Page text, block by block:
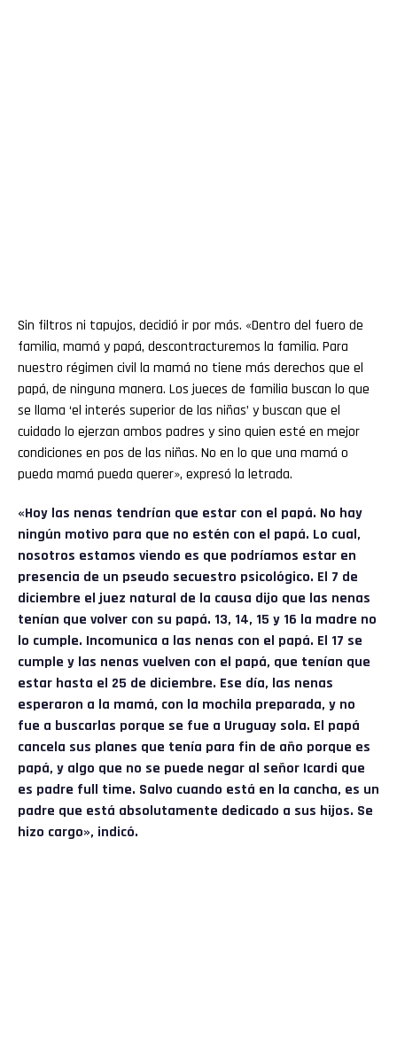
Sin filtros ni tapujos, decidió ir por más. «Dentro del fuero de
familia, mamá y papá, descontracturemos la familia. Para
nuestro régimen civil la mamá no tiene más derechos que el
papá, de ninguna manera. Los jueces de familia buscan lo que
se llama ‘el interés superior de las niñas’ y buscan que el
cuidado lo ejerzan ambos padres y sino quien esté en mejor
condiciones en pos de las niñas. No en lo que una mamá o
pueda mamá pueda querer», expresó la letrada.
«Hoy las nenas tendrían que estar con el papá. No hay
ningún motivo para que no estén con el papá. Lo cual,
nosotros estamos viendo es que podríamos estar en
presencia de un pseudo secuestro psicológico. El 7 de
diciembre el juez natural de la causa dijo que las nenas
tenían que volver con su papá. 13, 14, 15 y 16 la madre no
lo cumple. Incomunica a las nenas con el papá. El 17 se
cumple y las nenas vuelven con el papá, que tenían que
estar hasta el 25 de diciembre. Ese día, las nenas
esperaron a la mamá, con la mochila preparada, y no
fue a buscarlas porque se fue a Uruguay sola. El papá
cancela sus planes que tenía para fin de año porque es
papá, y algo que no se puede negar al señor Icardi que
es padre full time. Salvo cuando está en la cancha, es un
padre que está absolutamente dedicado a sus hijos. Se
hizo cargo», indicó.